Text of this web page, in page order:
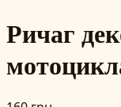
Ричаг